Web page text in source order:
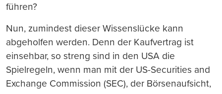
führen?
Nun, zumindest dieser Wissenslücke kann
abgeholfen werden. Denn der Kaufvertrag ist
einsehbar, so streng sind in den USA die
Spielregeln, wenn man mit der US-Securities and
Exchange Commission (SEC), der Börsenaufsicht,